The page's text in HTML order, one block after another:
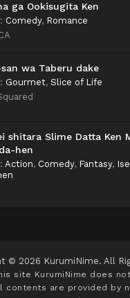
ga Ookisugita Ken
: Comedy, Romance
wa Taberu dake
: Gourmet, Slice of Life
shitara Slime Datta Ken
hen
: Action, Comedy, Fantasy,
© 2026 KurumiNime. All
site KurumiNime does
contents are provided by